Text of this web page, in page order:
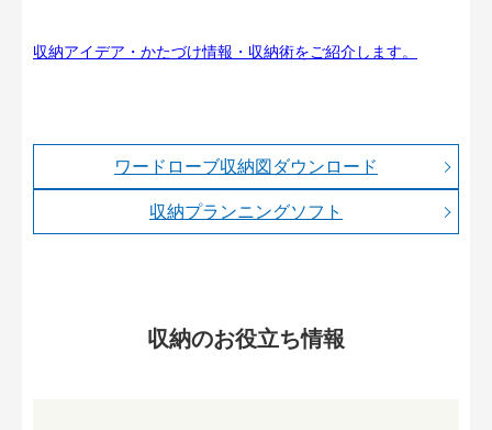
収納アイデア・かたづけ情報・収納術をご紹介します。
ワードローブ収納図ダウンロード
収納プランニングソフト
収納のお役立ち情報